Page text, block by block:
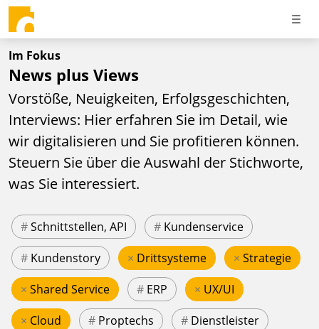
Im Fokus
News plus Views
Vorstöße, Neuigkeiten, Erfolgsgeschichten,
Interviews: Hier erfahren Sie im Detail, wie
wir digitalisieren und Sie profitieren können.
Steuern Sie über die Auswahl der Stichworte,
was Sie interessiert.
#Schnittstellen, API # Kundenservice
# Kundenstory × Drittsysteme × Strategie
× Shared Service # ERP × UX/UI
× Cloud # Proptechs # Dienstleister